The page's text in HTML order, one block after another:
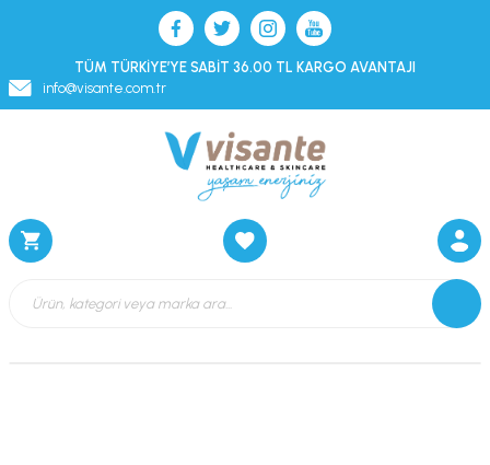
TÜM TÜRKİYE’YE SABİT 36.00 TL KARGO AVANTAJI
info@visante.com.tr